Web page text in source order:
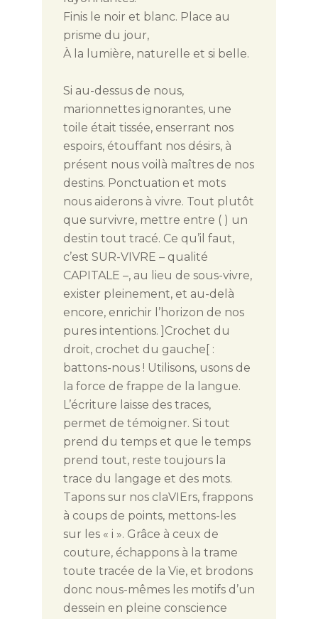
Finis le noir et blanc. Place au
prisme du jour,
À la lumière, naturelle et si belle.
Si au-dessus de nous,
marionnettes ignorantes, une
toile était tissée, enserrant nos
espoirs, étouffant nos désirs, à
présent nous voilà maîtres de nos
destins. Ponctuation et mots
nous aiderons à vivre. Tout plutôt
que survivre, mettre entre ( ) un
destin tout tracé. Ce qu’il faut,
c’est SUR-VIVRE – qualité
CAPITALE –, au lieu de sous-vivre,
exister pleinement, et au-delà
encore, enrichir l’horizon de nos
pures intentions. ]Crochet du
droit, crochet du gauche[ :
battons-nous ! Utilisons, usons de
la force de frappe de la langue.
L’écriture laisse des traces,
permet de témoigner. Si tout
prend du temps et que le temps
prend tout, reste toujours la
trace du langage et des mots.
Tapons sur nos claVIErs, frappons
à coups de points, mettons-les
sur les « i ». Grâce à ceux de
couture, échappons à la trame
toute tracée de la Vie, et brodons
donc nous-mêmes les motifs d’un
dessein en pleine conscience